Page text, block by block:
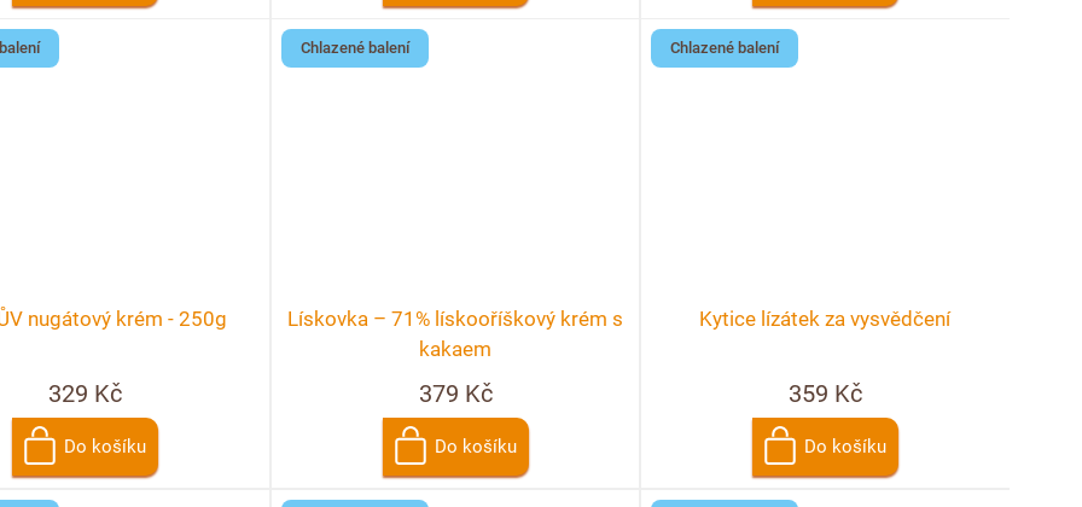
nugátový krém - 250g
329 Kč
Do košíku
Chlazené balení
Lískovka – 71% lískooříškový krém s
kakaem
379 Kč
Do košíku
Chlazené balení
Kytice lízátek za vysvědčení
359 Kč
Do košíku